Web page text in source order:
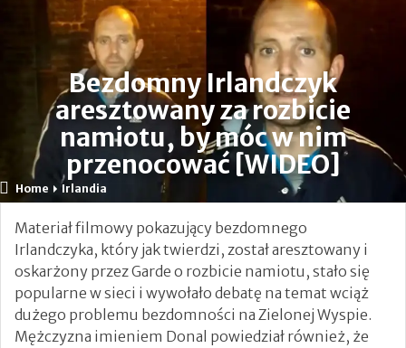
Ogłoszono Szybsze Pociągi i Rozszerzony Rozkład
Nauczycielka, która heroicznie broniła dzieci podczas
ataku nożownika opuściła OIOM
24-godzinna Ochrona Domów Leo Varadkara i Micheala
Martina.
Tragiczne utonięcie matki pięciorga dzieci w hrabstwie
Kerry.
Leo Varadkar: „Nie ma związku między
przestępczością a migracją” [VIDEO]
Bezdomny Irlandczyk
aresztowany za rozbicie
namiotu, by móc w nim
przenocować [WIDEO]
Home Irlandia
Materiał filmowy pokazujący bezdomnego
Irlandczyka, który jak twierdzi, został aresztowany i
oskarżony przez Garde o rozbicie namiotu, stało się
popularne w sieci i wywołało debatę na temat wciąż
dużego problemu bezdomności na Zielonej Wyspie.
Mężczyzna imieniem Donal powiedział również, że